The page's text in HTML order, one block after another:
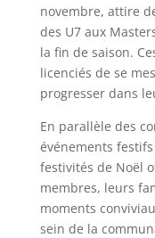
novembre, attire
des U7 aux
la fin de saison.
licenciés de se
progresser dans
En parallèle des
événements
festivités de Noël
membres, leurs
moments
sein de la